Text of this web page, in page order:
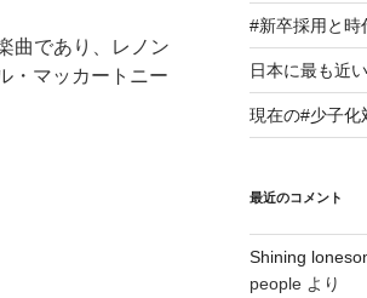
曲であり、レノン
・マッカートニー
#新卒採用と時
日本に最も近
現在の#少子化
最近のコメント
Shining
peopleより